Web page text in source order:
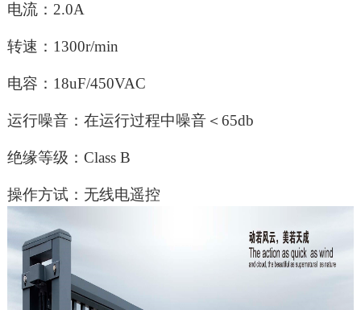
电流：2.0A
转速：1300r/min
电容：18uF/450VAC
运行噪音：在运行过程中噪音＜65db
绝缘等级：Class B
操作方试：无线电遥控